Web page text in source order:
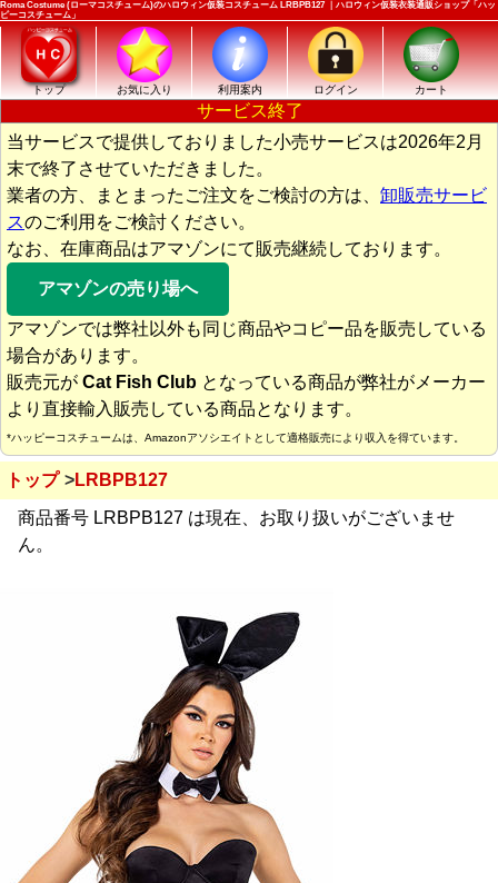
Roma Costume (ローマコスチューム)のハロウィン仮装コスチューム LRBPB127 ｜ハロウィン仮装衣装通販ショップ「ハッ
ピーコスチューム」
トップ お気に入り 利用案内 ログイン カート
サービス終了
当サービスで提供しておりました小売サービスは2026年2月
末で終了させていただきました。
業者の方、まとまったご注文をご検討の方は、 卸販売サービ
スのご利用をご検討ください。
なお、在庫商品はアマゾンにて販売継続しております。
アマゾンの売り場へ
アマゾンでは弊社以外も同じ商品やコピー品を販売している
場合があります。
販売元が Cat Fish Club となっている商品が弊社がメーカー
より直接輸入販売している商品となります。
*ハッピーコスチュームは、Amazonアソシエイトとして適格販売により収入を得ています。
トップ
LRBPB127
商品番号 LRBPB127 は現在、お取り扱いがございませ
ん。